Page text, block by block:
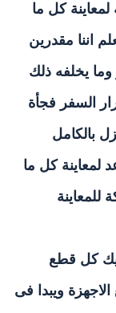
كل ما
اننا مقدرين
يخلفه ذلك
السفر فجأة
بالكامل
لمعاينة كل ما
كل قطع
ويبدا فى